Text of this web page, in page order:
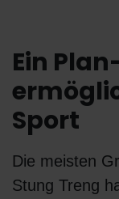
Ein
Sport
Die meisten
Stung Treng